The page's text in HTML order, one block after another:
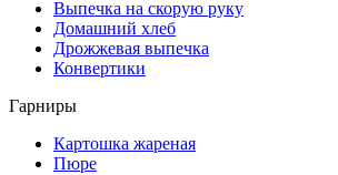
Выпечка на скорую руку
Домашний хлеб
Дрожжевая выпечка
Конвертики
Гарниры
Картошка жареная
Пюре